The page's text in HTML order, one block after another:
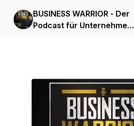
BUSINESS WARRIOR - Der
Podcast für Unternehmer